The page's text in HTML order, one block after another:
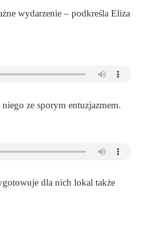
wydarzenie – podkreśla Eliza
ze sporym entuzjazmem.
dla nich lokal także